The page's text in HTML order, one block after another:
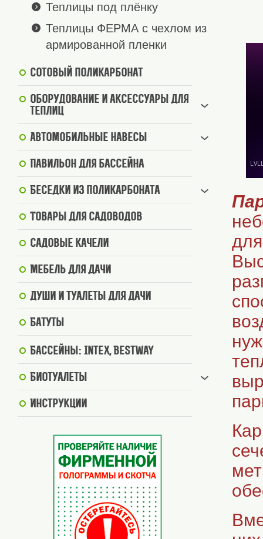
Теплицы под плёнку
Теплицы ФЕРМА с чехлом из
армированной пленки
Сотовый поликарбонат
Оборудование и аксессуары для
теплиц
Автомобильные навесы
Павильон для бассейна
Беседки из поликарбоната
Товары для садоводов
Садовые качели
Мебель для дачи
Души и туалеты для дачи
Батуты
Бассейны: Intex, BestWay
Биотуалеты
Инструкции